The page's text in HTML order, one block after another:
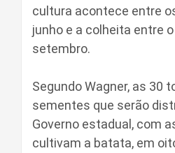
cultura acontece entre
junho e a colheita entre
setembro.
Segundo Wagner, as 30
sementes que serão
Governo estadual, com
cultivam a batata, em